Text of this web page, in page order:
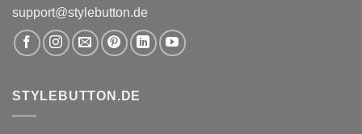
support@stylebutton.de
STYLEBUTTON.DE